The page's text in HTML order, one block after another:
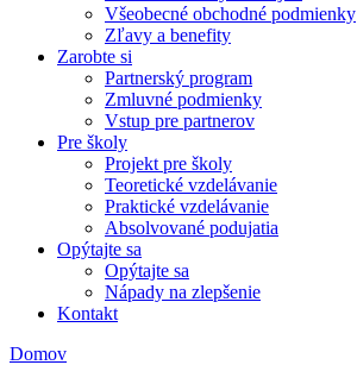
Všeobecné obchodné podmienky
Zľavy a benefity
Zarobte si
Partnerský program
Zmluvné podmienky
Vstup pre partnerov
Pre školy
Projekt pre školy
Teoretické vzdelávanie
Praktické vzdelávanie
Absolvované podujatia
Opýtajte sa
Opýtajte sa
Nápady na zlepšenie
Kontakt
Domov